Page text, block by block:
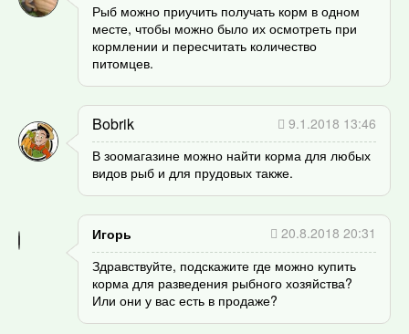
Рыб можно приучить получать корм в одном
месте, чтобы можно было их осмотреть при
кормлении и пересчитать количество
питомцев.
Bobrik
9.1.2018 13:46
В зоомагазине можно найти корма для любых
видов рыб и для прудовых также.
Игорь
20.8.2018 20:31
Здравствуйте, подскажите где можно купить
корма для разведения рыбного хозяйства?
Или они у вас есть в продаже?